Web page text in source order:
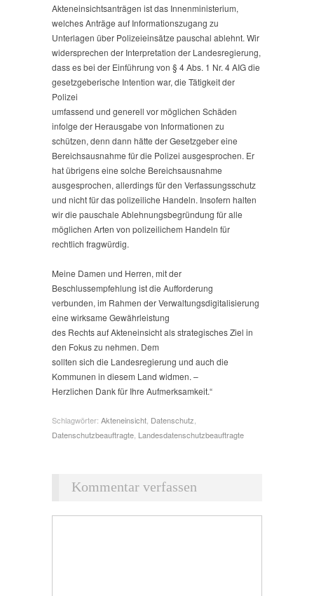
Akteneinsichtsanträgen ist das Innenministerium,
welches Anträge auf Informationszugang zu
Unterlagen über Polizeieinsätze pauschal ablehnt. Wir
widersprechen der Interpretation der Landesregierung,
dass es bei der Einführung von § 4 Abs. 1 Nr. 4 AIG die
gesetzgeberische Intention war, die Tätigkeit der
Polizei
umfassend und generell vor möglichen Schäden
infolge der Herausgabe von Informationen zu
schützen, denn dann hätte der Gesetzgeber eine
Bereichsausnahme für die Polizei ausgesprochen. Er
hat übrigens eine solche Bereichsausnahme
ausgesprochen, allerdings für den Verfassungsschutz
und nicht für das polizeiliche Handeln. Insofern halten
wir die pauschale Ablehnungsbegründung für alle
möglichen Arten von polizeilichem Handeln für
rechtlich fragwürdig.
Meine Damen und Herren, mit der
Beschlussempfehlung ist die Aufforderung
verbunden, im Rahmen der Verwaltungsdigitalisierung
eine wirksame Gewährleistung
des Rechts auf Akteneinsicht als strategisches Ziel in
den Fokus zu nehmen. Dem
sollten sich die Landesregierung und auch die
Kommunen in diesem Land widmen. –
Herzlichen Dank für Ihre Aufmerksamkeit.“
Schlagwörter: Akteneinsicht Datenschutz
Datenschutzbeauftragte Landesdatenschutzbeauftragte
Kommentar verfassen